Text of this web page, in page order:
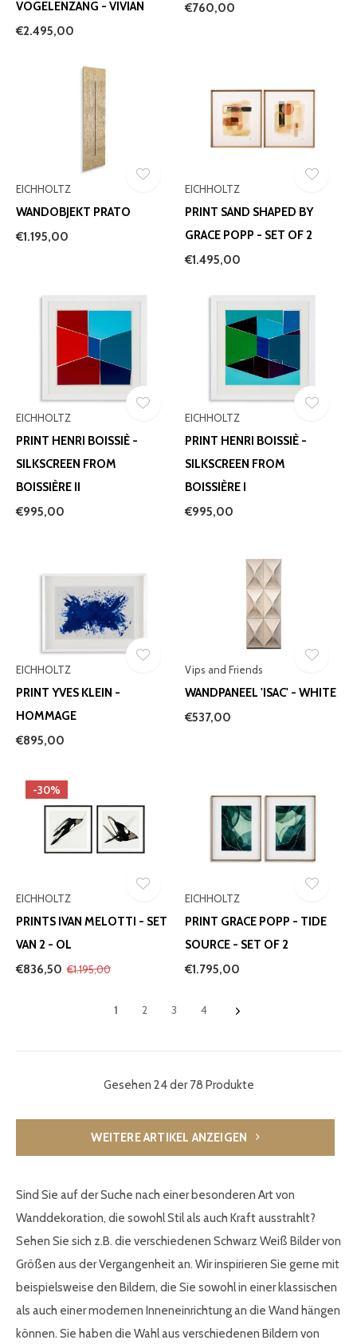
VOGELENZANG - VIVIAN
€2.495,00
€760,00
EICHHOLTZ
WANDOBJEKT PRATO
€1.195,00
EICHHOLTZ
PRINT SAND SHAPED BY
GRACE POPP - SET OF 2
€1.495,00
EICHHOLTZ
PRINT HENRI BOISSIÈ -
SILKSCREEN FROM
BOISSIÈRE II
€995,00
EICHHOLTZ
PRINT HENRI BOISSIÈ -
SILKSCREEN FROM
BOISSIÈRE I
€995,00
EICHHOLTZ
PRINT YVES KLEIN -
HOMMAGE
€895,00
Vips and Friends
WANDPANEEL 'ISAC' - WHITE
€537,00
-30%
EICHHOLTZ
PRINTS IVAN MELOTTI - SET
VAN 2 - OL
€836,50 €1.195,00
EICHHOLTZ
PRINT GRACE POPP - TIDE
SOURCE - SET OF 2
€1.795,00
1 2 3 4
Gesehen 24 der 78 Produkte
WEITERE ARTIKEL ANZEIGEN
Sind Sie auf der Suche nach einer besonderen Art von
Wanddekoration, die sowohl Stil als auch Kraft ausstrahlt?
Sehen Sie sich z.B. die verschiedenen Schwarz Weiß Bilder von
Größen aus der Vergangenheit an. Wir inspirieren Sie gerne mit
beispielsweise den Bildern, die Sie sowohl in einer klassischen
als auch einer modernen Inneneinrichtung an die Wand hängen
können. Sie haben die Wahl aus verschiedenen Bildern von